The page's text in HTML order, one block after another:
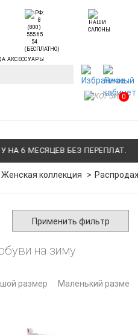
БЕЗ ПЕРЕПЛАТ.
АКСЕССУАРЫ
0
Женская коллекция
Применить фильтр
размер Маленький размер
на зиму